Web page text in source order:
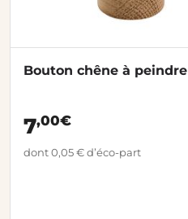
Bouton chêne à peindre
7,00€
dont 0,05 € d’éco-part